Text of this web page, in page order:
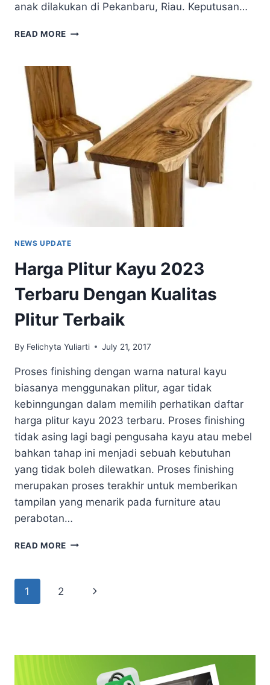
anak dilakukan di Pekanbaru, Riau. Keputusan…
READ MORE HARI
MERIAH
DISELENGGARAKAN
DI
PEKANBARU,
RIAU
NEWS UPDATE
Harga Plitur Kayu 2023
Terbaru Dengan Kualitas
Plitur Terbaik
By Felichyta Yuliarti July 21, 2017
Proses finishing dengan warna natural kayu
biasanya menggunakan plitur, agar tidak
kebinngungan dalam memilih perhatikan daftar
harga plitur kayu 2023 terbaru. Proses finishing
tidak asing lagi bagi pengusaha kayu atau mebel
bahkan tahap ini menjadi sebuah kebutuhan
yang tidak boleh dilewatkan. Proses finishing
merupakan proses terakhir untuk memberikan
tampilan yang menarik pada furniture atau
perabotan…
READ MORE HARGA
TERBARU
Page
1 2
Next